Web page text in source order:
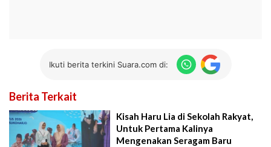
Ikuti berita terkini Suara.com di:
Berita Terkait
Kisah Haru Lia di Sekolah Rakyat,
Untuk Pertama Kalinya
Mengenakan Seragam Baru